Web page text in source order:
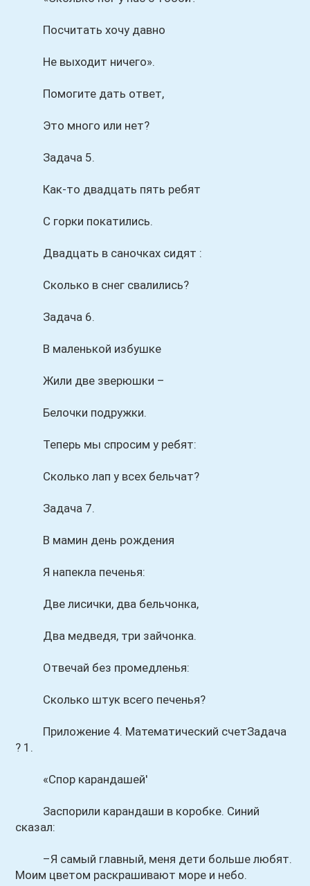
Посчитать хочу давно
Не выходит ничего».
Помогите дать ответ,
Это много или нет?
Задача 5.
Как-то двадцать пять ребят
С горки покатились.
Двадцать в саночках сидят :
Сколько в снег свалились?
Задача 6.
В маленькой избушке
Жили две зверюшки –
Белочки подружки.
Теперь мы спросим у ребят:
Сколько лап у всех бельчат?
Задача 7.
В мамин день рождения
Я напекла печенья:
Две лисички, два бельчонка,
Два медведя, три зайчонка.
Отвечай без промедленья:
Сколько штук всего печенья?
Приложение 4. Математический счетЗадача
? 1.
«Спор карандашей'
Заспорили карандаши в коробке. Синий
сказал:
–Я самый главный, меня дети больше любят.
Моим цветом раскрашивают море и небо.